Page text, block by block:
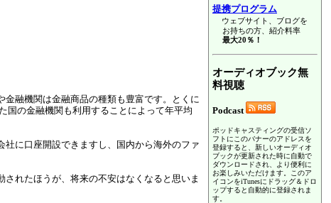
融機関は金融商品の種類も豊富です。とくに
国の金融機関も利用することによって年平均
に口座開設できますし、国内から海外のファ
れたほうが、将来の不安はなくなると思いま
提携プログラム
ウェブサイト、ブログを
お持ちの方、紹介料率
最大20％！
オーディオブック無
料視聴
Podcast
ポッドキャスティングの受信ソ
フトにこのバナーのアドレスを
登録すると、新しいオーディオ
ブックが更新された時に自動で
ダウンロードされ、より便利に
お楽しみいただけます。このア
イコンをiTunesにドラッグ＆ドロ
ップすると自動的に登録されま
す。